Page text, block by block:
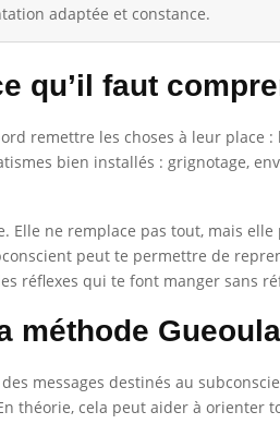
adaptée et constance.
qu’il faut
remettre les choses à leur
bien installés : grignotage,
Elle ne remplace pas tout, mais
peut te permettre de
réflexes qui te font manger sans
méthode Gueoula
messages destinés au
théorie, cela peut aider à